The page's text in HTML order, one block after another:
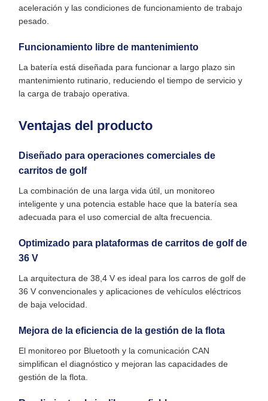
aceleración y las condiciones de funcionamiento de trabajo
pesado.
Funcionamiento libre de mantenimiento
La batería está diseñada para funcionar a largo plazo sin
mantenimiento rutinario, reduciendo el tiempo de servicio y
la carga de trabajo operativa.
Ventajas del producto
Diseñado para operaciones comerciales de
carritos de golf
La combinación de una larga vida útil, un monitoreo
inteligente y una potencia estable hace que la batería sea
adecuada para el uso comercial de alta frecuencia.
Optimizado para plataformas de carritos de golf de
36 V
La arquitectura de 38,4 V es ideal para los carros de golf de
36 V convencionales y aplicaciones de vehículos eléctricos
de baja velocidad.
Mejora de la eficiencia de la gestión de la flota
El monitoreo por Bluetooth y la comunicación CAN
simplifican el diagnóstico y mejoran las capacidades de
gestión de la flota.